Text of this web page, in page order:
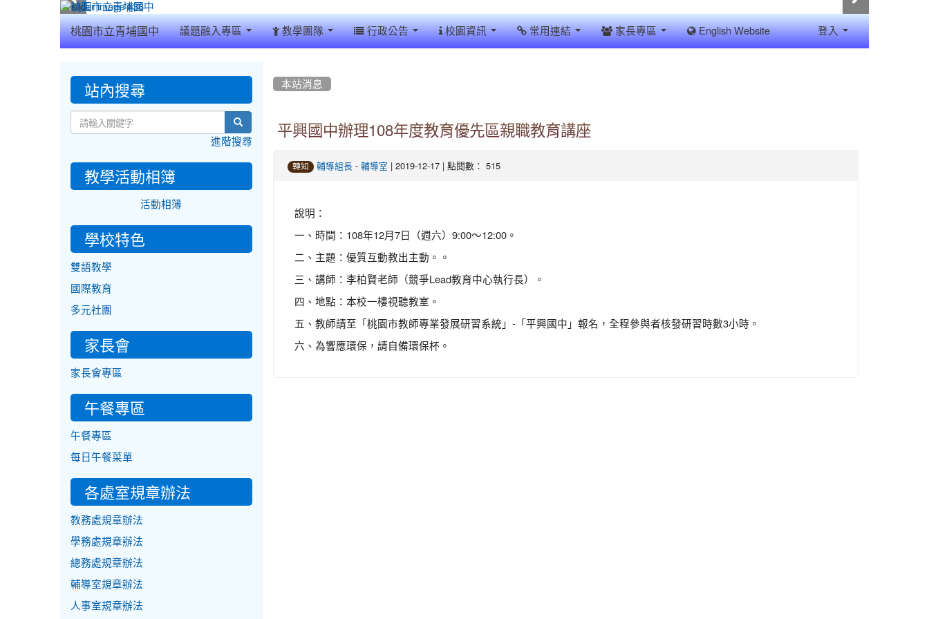
桃園市立青埔國中 議題融入專區 教學團隊 行政公告 校園資訊 常用連結 家長專區 English Website 登入
本站消息
平興國中辦理108年度教育優先區親職教育講座
轉知 輔導組長- 輔導室 | 2019-12-17 | 點閱數： 515
說明：
一、時間：108年12月7日（週六）9:00～12:00。
二、主題：優質互動教出主動。。
三、講師：李柏賢老師（競爭Lead教育中心執行長）。
四、地點：本校一樓視聽教室。
五、教師請至「桃園市教師專業發展研習系統」-「平興國中」報名，全程參與者核發研習時數3小時。
六、為響應環保，請自備環保杯。
::: 站內搜尋
search
進階搜尋
教學活動相簿
活動相簿
學校特色
雙語教學
國際教育
多元社團
家長會
家長會專區
午餐專區
午餐專區
每日午餐菜單
各處室規章辦法
教務處規章辦法
學務處規章辦法
總務處規章辦法
輔導室規章辦法
人事室規章辦法